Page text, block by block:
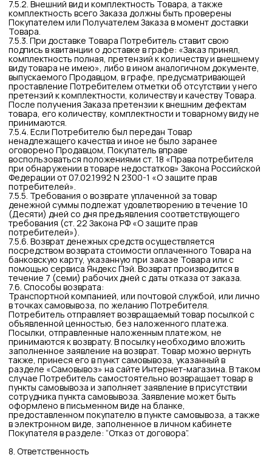
10. Срок действия Публичной оферты
10.1. Настоящая Публичная оферта вступает в силу с
момента ее акцепта Покупателем и действует до момента
отзыва акцепта Публичной оферты
11. Дополнительные условия
11.1. Продавец вправе переуступать либо каким-либо иным
способом передавать свои права и обязанности,
вытекающие из его отношений с Покупателем, третьим
лицам.
11.2. Интернет-магазин и предоставляемые сервисы могут
быть временно, частично или полностью недоступны по
причине проведения профилактических или иных работ или
по любым другим причинам технического характера.
11.3. В случае возникновения вопросов и претензий со
стороны Потребителя, он может обратиться к Продавцу по
телефону или иным доступным способом. Все возникающее
споры стороны будут стараться решить путем
переговоров, при недостижении соглашения спор будет
передан на рассмотрение в судебный орган в соответствии
с действующим законодательством Российской Федерации.
11.4. Признание судом недействительности какого-либо
положения настоящей Публичной оферты не влечет за
собой недействительность остальных положений.
РЕКВИЗИТЫ ПРОДАВЦА
Реквизиты Продавца
Наименование:Индивидуальный предприниматель
Хромомва Юлия Михайловна
Юридический адрес:Российская Федерация, 603137,
Нижегородская обл, г. Нижний Новгород, ул. Малая
Окружная, д. 10
ИНН:526108834016
ОГРНИП:319527500076831
Расчетный счет: 40802810800001140816
Банк:АО «Тинькофф Банк»
Юридический адрес Банка: Москва, 123060, 1-й
Волоколамский проезд, д. 10, стр. 1
Корр. счет Банка:30101810145250000974
ИНН Банка:7710140679
БИК Банка:044525974
+7 952 771 85 89
КАТАЛОГ О БРЕНДЕ LOOKBOOK